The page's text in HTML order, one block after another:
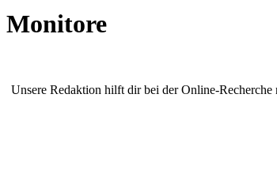
Monitore
Unsere Redaktion hilft dir bei der Online-